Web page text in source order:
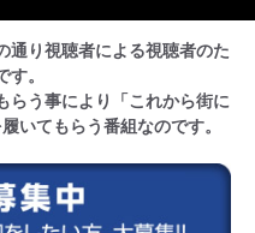
通り視聴者による視聴者のた
す。
らう事により「これから街に
いてもらう番組なのです。